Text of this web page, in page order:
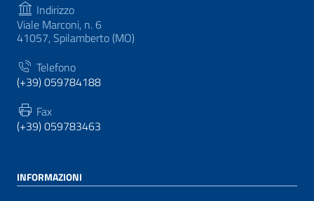
Indirizzo
Viale Marconi, n. 6
41057, Spilamberto (MO)
Telefono
(+39) 059784188
Fax
(+39) 059783463
INFORMAZIONI